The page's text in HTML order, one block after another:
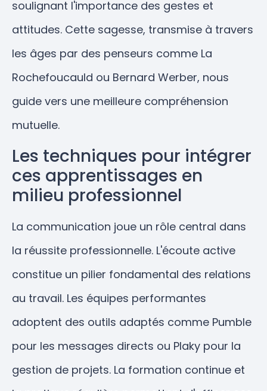
soulignant l'importance des gestes et
attitudes. Cette sagesse, transmise à travers
les âges par des penseurs comme La
Rochefoucauld ou Bernard Werber, nous
guide vers une meilleure compréhension
mutuelle.
Les techniques pour intégrer
ces apprentissages en
milieu professionnel
La communication joue un rôle central dans
la réussite professionnelle. L'écoute active
constitue un pilier fondamental des relations
au travail. Les équipes performantes
adoptent des outils adaptés comme Pumble
pour les messages directs ou Plaky pour la
gestion de projets. La formation continue et